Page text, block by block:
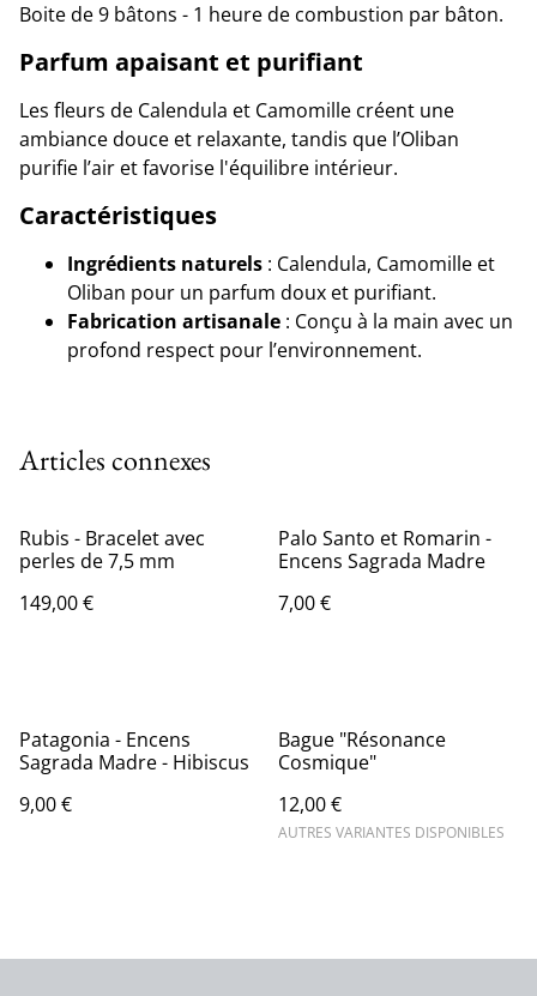
Boite de 9 bâtons - 1 heure de combustion par bâton.
Parfum apaisant et purifiant
Les fleurs de Calendula et Camomille créent une
ambiance douce et relaxante, tandis que l’Oliban
purifie l’air et favorise l'équilibre intérieur.
Caractéristiques
Ingrédients naturels : Calendula, Camomille et
Oliban pour un parfum doux et purifiant.
Fabrication artisanale : Conçu à la main avec un
profond respect pour l’environnement.
Articles connexes
Rubis - Bracelet avec
perles de 7,5 mm
149,00 €
Palo Santo et Romarin -
Encens Sagrada Madre
7,00 €
Patagonia - Encens
Sagrada Madre - Hibiscus
9,00 €
Bague "Résonance
Cosmique"
12,00 €
AUTRES VARIANTES DISPONIBLES